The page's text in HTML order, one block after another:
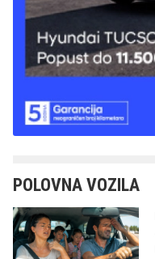
POLOVNA VOZILA